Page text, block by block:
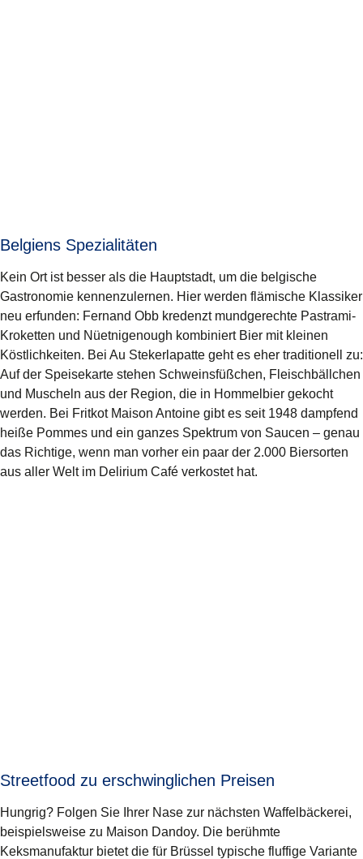
Belgiens Spezialitäten
Kein Ort ist besser als die Hauptstadt, um die belgische
Gastronomie kennenzulernen. Hier werden flämische Klassiker
neu erfunden: Fernand Obb kredenzt mundgerechte Pastrami-
Kroketten und Nüetnigenough kombiniert Bier mit kleinen
Köstlichkeiten. Bei Au Stekerlapatte geht es eher traditionell zu:
Auf der Speisekarte stehen Schweinsfüßchen, Fleischbällchen
und Muscheln aus der Region, die in Hommelbier gekocht
werden. Bei Fritkot Maison Antoine gibt es seit 1948 dampfend
heiße Pommes und ein ganzes Spektrum von Saucen – genau
das Richtige, wenn man vorher ein paar der 2.000 Biersorten
aus aller Welt im Delirium Café verkostet hat.
Streetfood zu erschwinglichen Preisen
Hungrig? Folgen Sie Ihrer Nase zur nächsten Waffelbäckerei,
beispielsweise zu Maison Dandoy. Die berühmte
Keksmanufaktur bietet die für Brüssel typische fluffige Variante